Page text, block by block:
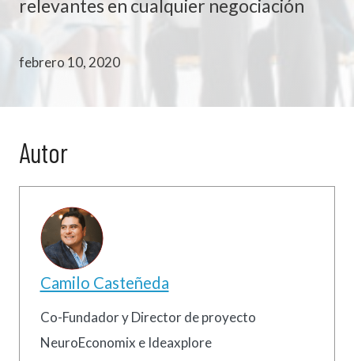
relevantes en cualquier negociación
febrero 10, 2020
Autor
Camilo Casteñeda
Co-Fundador y Director de proyecto
NeuroEconomix e Ideaxplore